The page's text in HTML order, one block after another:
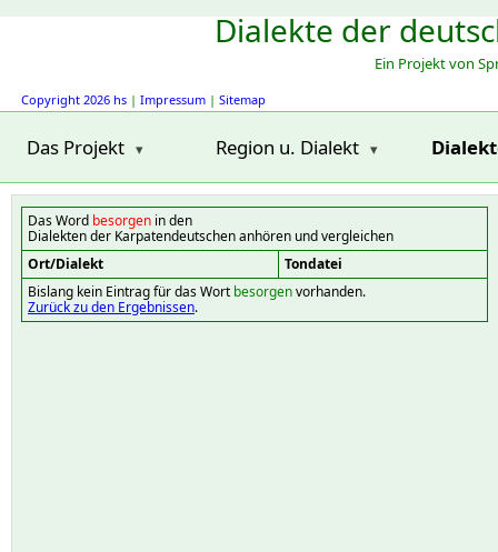
Dialekte der
Ein Projekt von
Copyright 2026 hs | Impressum | Sitemap
Das Projekt Region u. Dialekt
Das Word besorgen in den
Dialekten der Karpatendeutschen anhören und vergleichen
Ort/Dialekt
Tondatei
Bislang kein Eintrag für das Wort besorgenvorhanden.
Zurück zu den Ergebnissen.